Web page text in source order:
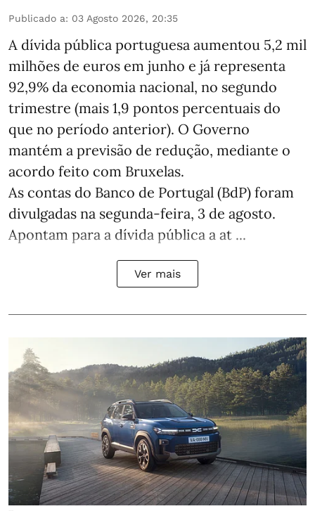
Publicado a: 03 Agosto 2026, 20:35
A dívida pública portuguesa aumentou 5,2 mil
milhões de euros em junho e já representa
92,9% da economia nacional, no segundo
trimestre (mais 1,9 pontos percentuais do
que no período anterior). O Governo
mantém a previsão de redução, mediante o
acordo feito com Bruxelas.
As contas do Banco de Portugal (BdP) foram
divulgadas na segunda-feira, 3 de agosto.
Apontam para a dívida pública a at ...
Ver mais